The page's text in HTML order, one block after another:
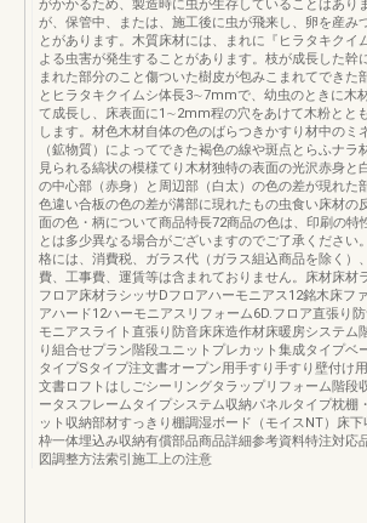
がかかるため、製造時に虫が生存していることはあり
が、保管中、または、施工後に虫が飛来し、卵を産み
とがあります。木質床材には、まれに『ヒラタキクイ
よる虫害が発生することがあります。枝が成長した幹
まれた部分のこと傷ついた樹皮が包みこまれてできた
とヒラタキクイムシ体長3∼7mmで、幼虫のときに木
て成長し、床表面に1∼2mm程の穴をあけて木粉とと
します。材色木材自体の色のばらつきかすり材中のミ
（鉱物質）によってできた褐色の線や斑点とらふナラ
見られる縞状の模様てり木材独特の表面の光沢赤身と
の中心部（赤身）と周辺部（白太）の色の差が現れた
色違い合板の色の差が溝部に現れたもの虫食い床材の
面の色・柄について商品特長72商品の色は、印刷の特
とは多少異なる場合がございますのでご了承ください
格には、消費税、ガラス代（ガラス組込商品を除く）
費、工事費、運賃等は含まれておりません。床材床材
フロア床材ラシッサDフロアハーモニアス12銘木床フ
アハード12ハーモニアスリフォーム6D.フロア直張り
モニアスライト直張り防音床床造作材床暖房システム
り組合せプラン階段ユニットプレカット集成タイプベ
タイプSタイプ注文書オープン用手すり手すり壁付け
文書ロフトはしごシーリングタラップリフォーム階段
ータスフレームタイプシステム収納パネルタイプ枕棚
ット収納部材すっきり棚調湿ボード（モイスNT）床下
枠一体埋込み収納有償部品商品詳細参考資料特注対応
図調整方法索引施工上の注意